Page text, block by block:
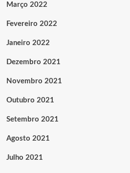
Março 2022
Fevereiro 2022
Janeiro 2022
Dezembro 2021
Novembro 2021
Outubro 2021
Setembro 2021
Agosto 2021
Julho 2021